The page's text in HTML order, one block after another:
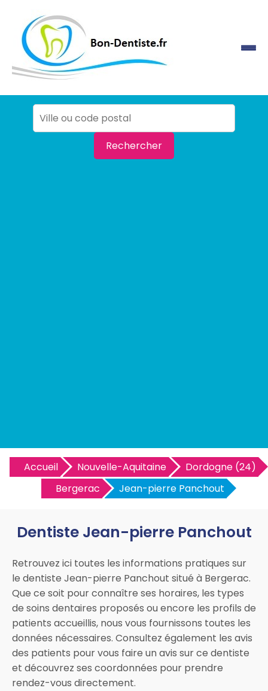
Rechercher
Accueil Nouvelle-Aquitaine
Dordogne (24)
Bergerac
Jean-pierre Panchout
Dentiste Jean-pierre Panchout
Retrouvez ici toutes les informations pratiques sur
le dentiste Jean-pierre Panchout situé à Bergerac.
Que ce soit pour connaître ses horaires, les types
de soins dentaires proposés ou encore les profils de
patients accueillis, nous vous fournissons toutes les
données nécessaires. Consultez également les avis
des patients pour vous faire un avis sur ce dentiste
et découvrez ses coordonnées pour prendre
rendez-vous directement.